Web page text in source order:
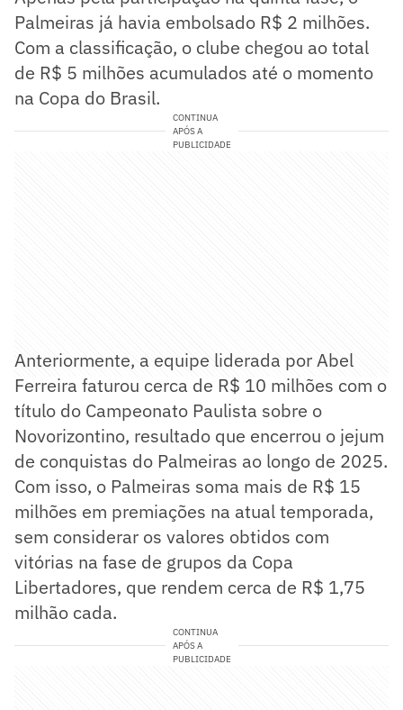
Palmeiras já havia embolsado R$ 2 milhões.
Com a classificação, o clube chegou ao total
de R$ 5 milhões acumulados até o momento
na Copa do Brasil.
CONTINUA
APÓS A
PUBLICIDADE
Anteriormente, a equipe liderada por Abel
Ferreira faturou cerca de R$ 10 milhões com o
título do Campeonato Paulista sobre o
Novorizontino, resultado que encerrou o jejum
de conquistas do Palmeiras ao longo de 2025.
Com isso, o Palmeiras soma mais de R$ 15
milhões em premiações na atual temporada,
sem considerar os valores obtidos com
vitórias na fase de grupos da Copa
Libertadores, que rendem cerca de R$ 1,75
milhão cada.
CONTINUA
APÓS A
PUBLICIDADE